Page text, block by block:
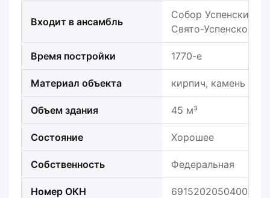
Входит в ансамбль
Собор Успенский
Свято-Успенского
Время постройки 1770-е
Материал объекта кирпич, камень
Объем здания 45 м³
Состояние Хорошее
Собственность Федеральная
Номер ОКН 691520205040006